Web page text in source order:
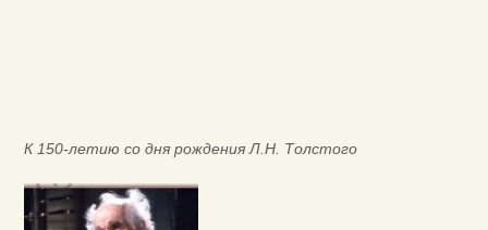
К 150-летию со дня рождения Л.Н. Толстого